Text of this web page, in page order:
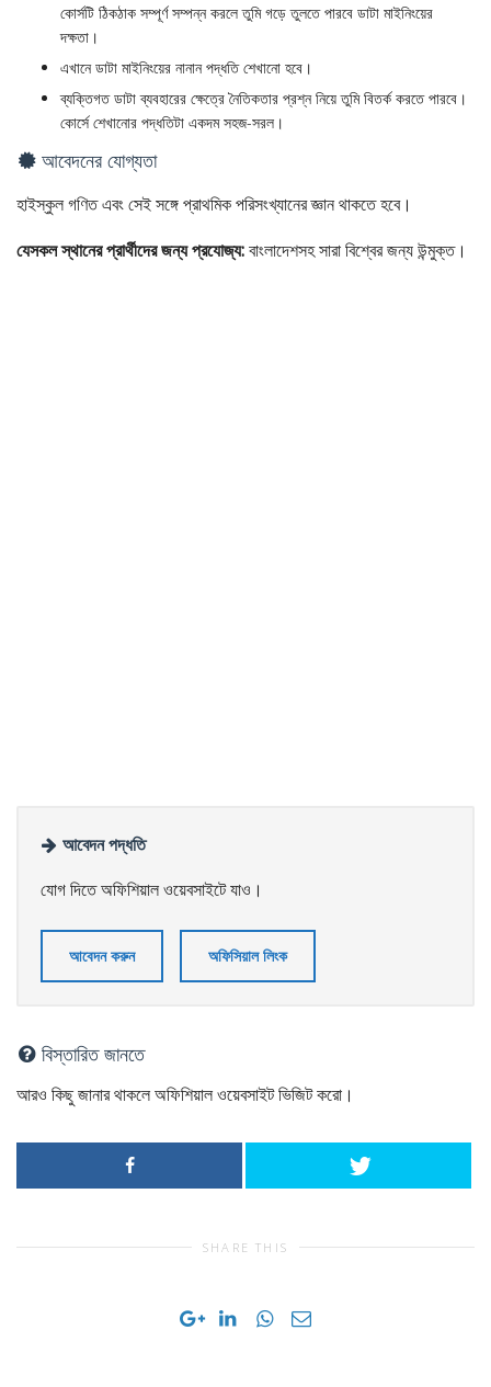
কোর্সটি ঠিকঠাক সম্পূর্ণ সম্পন্ন করলে তুমি গড়ে তুলতে পারবে ডাটা মাইনিংয়ের
দক্ষতা।
এখানে ডাটা মাইনিংয়ের নানান পদ্ধতি শেখানো হবে।
ব্যক্তিগত ডাটা ব্যবহারের ক্ষেত্রে নৈতিকতার প্রশ্ন নিয়ে তুমি বিতর্ক করতে পারবে।
কোর্সে শেখানোর পদ্ধতিটা একদম সহজ-সরল।
আবেদনের যোগ্যতা
হাইস্কুল গণিত এবং সেই সঙ্গে প্রাথমিক পরিসংখ্যানের জ্ঞান থাকতে হবে।
যেসকল স্থানের প্রার্থীদের জন্য প্রযোজ্য:বাংলাদেশসহ সারা বিশ্বের জন্য উন্মুক্ত।
আবেদন পদ্ধতি
যোগ দিতে অফিশিয়াল ওয়েবসাইটে যাও।
আবেদন করুন অফিসিয়াল লিংক
বিস্তারিত জানতে
আরও কিছু জানার থাকলে অফিশিয়াল ওয়েবসাইট ভিজিট করো।
SHARE THIS